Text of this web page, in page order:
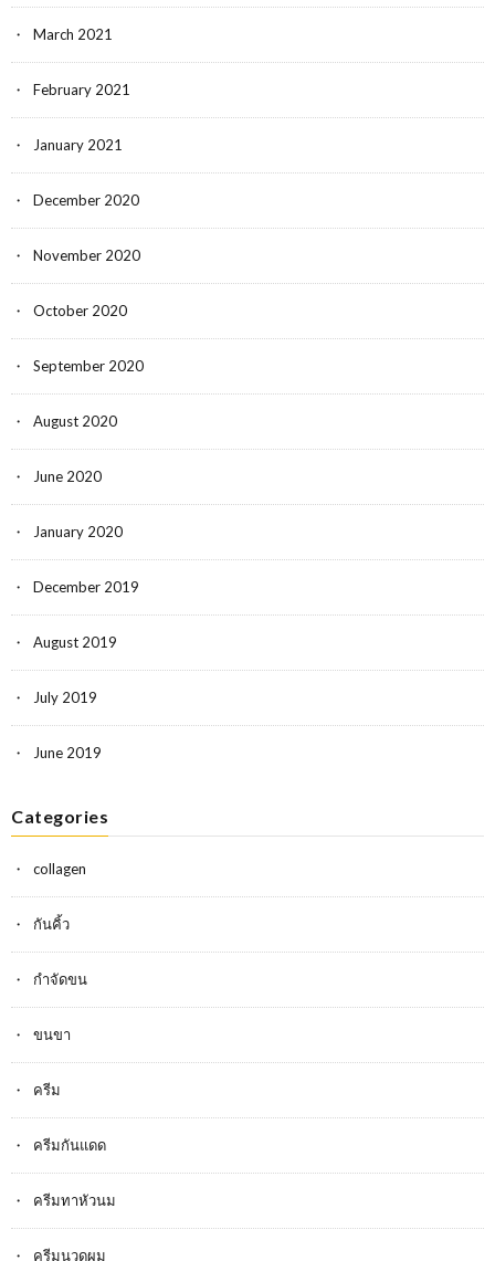
March 2021
February 2021
January 2021
December 2020
November 2020
October 2020
September 2020
August 2020
June 2020
January 2020
December 2019
August 2019
July 2019
June 2019
Categories
collagen
กันคิ้ว
กำจัดขน
ขนขา
ครีม
ครีมกันแดด
ครีมทาหัวนม
ครีมนวดผม